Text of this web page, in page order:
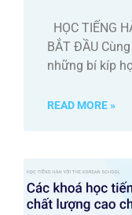
HỌC TIẾNG
BẮT ĐẦU
những bí kíp
READ MORE »